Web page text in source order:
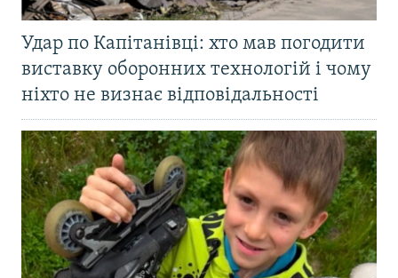
Удар по Капітанівці: хто мав погодити
виставку оборонних технологій і чому
ніхто не визнає відповідальності